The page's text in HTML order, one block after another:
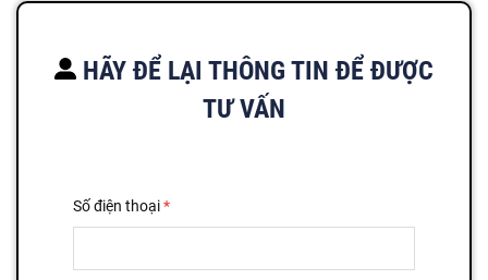
HÃY ĐỂ LẠI THÔNG TIN ĐỂ ĐƯỢC
TƯ VẤN